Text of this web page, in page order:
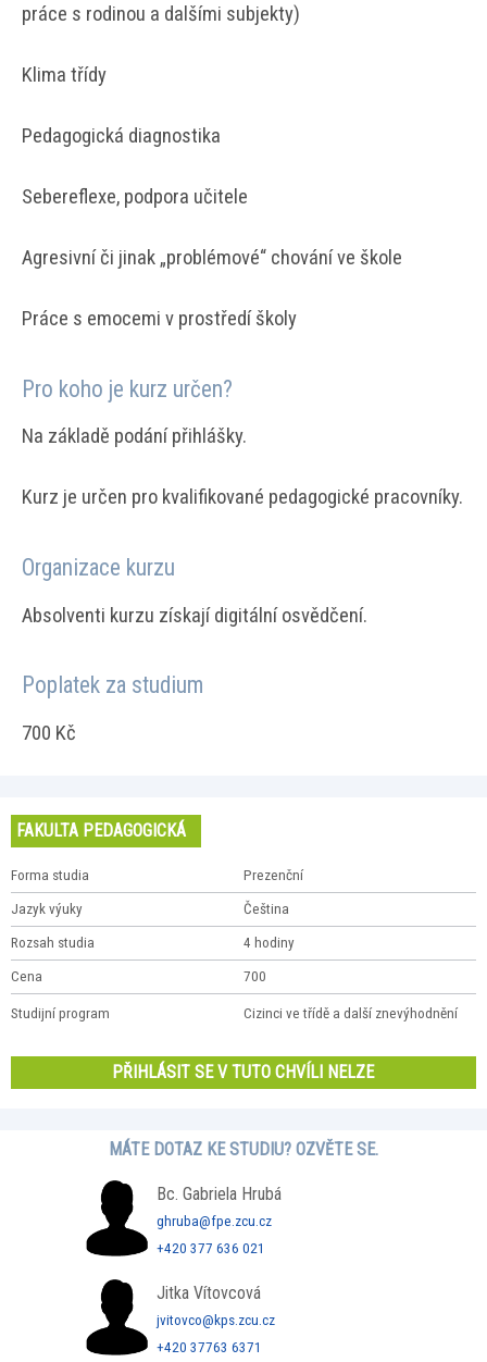
práce s rodinou a dalšími subjekty)
Klima třídy
Pedagogická diagnostika
Sebereflexe, podpora učitele
Agresivní či jinak „problémové“ chování ve škole
Práce s emocemi v prostředí školy
Pro koho je kurz určen?
Na základě podání přihlášky.
Kurz je určen pro kvalifikované pedagogické pracovníky.
Organizace kurzu
Absolventi kurzu získají digitální osvědčení.
Poplatek za studium
700 Kč
FAKULTA PEDAGOGICKÁ
Forma studia Prezenční
Jazyk výuky Čeština
Rozsah studia 4 hodiny
Cena 700
Studijní program Cizinci ve třídě a další znevýhodnění
PŘIHLÁSIT SE V TUTO CHVÍLI NELZE
MÁTE DOTAZ KE STUDIU? OZVĚTE SE.
Bc. Gabriela Hrubá
ghruba@fpe.zcu.cz
+420 377 636 021
Jitka Vítovcová
jvitovco@kps.zcu.cz
+420 37763 6371